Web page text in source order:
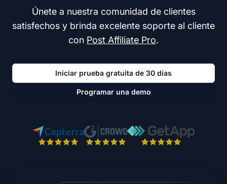
Únete a nuestra comunidad de clientes
satisfechos y brinda excelente soporte al cliente
con Post Affiliate Pro.
Iniciar prueba gratuita de 30 días
Programar una demo